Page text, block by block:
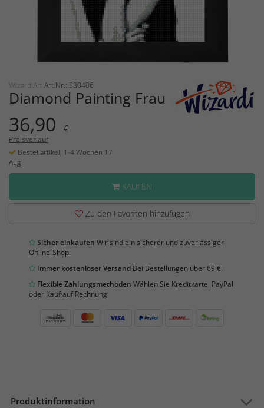
WizardiArt Art.Nr.: 330406
Diamond Painting Frau
36,90 €
Preisverlauf
Bestellartikel, 1-4 Wochen 17
Aug
KAUFEN
Zu den Favoriten hinzufügen
Sicher einkaufen Wir sind ein sicherer und zuverlässiger
Online-Shop.
Immer kostenloser Versand Bei Bestellungen über 69 €.
Flexible Zahlungsmethoden Wählen Sie Kreditkarte, PayPal
oder Kauf auf Rechnung
Produktinformation